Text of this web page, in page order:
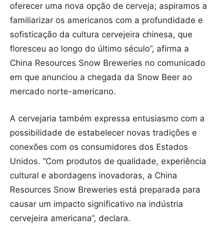
oferecer uma nova opção de cerveja; aspiramos a
familiarizar os americanos com a profundidade e
sofisticação da cultura cervejeira chinesa, que
floresceu ao longo do último século”, afirma a
China Resources Snow Breweries no comunicado
em que anunciou a chegada da Snow Beer ao
mercado norte-americano.
A cervejaria também expressa entusiasmo com a
possibilidade de estabelecer novas tradições e
conexões com os consumidores dos Estados
Unidos. “Com produtos de qualidade, experiência
cultural e abordagens inovadoras, a China
Resources Snow Breweries está preparada para
causar um impacto significativo na indústria
cervejeira americana”, declara.